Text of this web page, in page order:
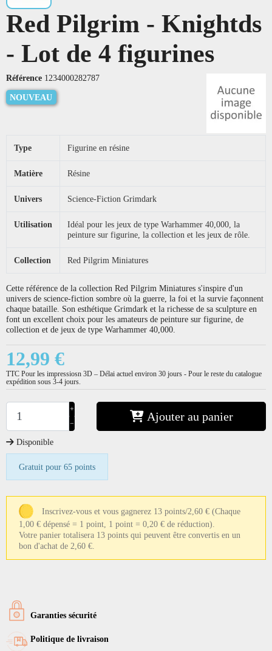
Red Pilgrim - Knightds
- Lot de 4 figurines
Référence 1234000282787
NOUVEAU
Type Figurine en résine
Matière Résine
Univers Science-Fiction Grimdark
Utilisation
Idéal pour les jeux de type Warhammer 40,000, la
peinture sur figurine, la collection et les jeux de rôle.
Collection Red Pilgrim Miniatures
Cette référence de la collection Red Pilgrim Miniatures s'inspire d'un
univers de science-fiction sombre où la guerre, la foi et la survie façonnent
chaque bataille. Son esthétique Grimdark et la richesse de sa sculpture en
font un excellent choix pour les amateurs de peinture sur figurine, de
collection et de jeux de type Warhammer 40,000.
12,99 €
TTC Pour les impressiosn 3D – Délai actuel environ 30 jours - Pour le reste du catalogue
expédition sous 3-4 jours.
+
−
Ajouter au panier
Disponible
Gratuit pour 65 points
Inscrivez-vous et vous gagnerez 13 points/2,60 € (Chaque
1,00 € dépensé = 1 point, 1 point = 0,20 € de réduction).
Votre panier totalisera 13 points qui peuvent être convertis en un
bon d'achat de 2,60 €.
Garanties sécurité
Politique de livraison